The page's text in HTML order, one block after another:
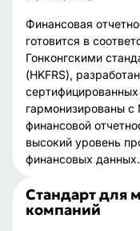
Финансовая
готовится в
Гонконгскими
(HKFRS),
гармонизированы
финансовой
высокий уровень
финансовых данных.
Стандарт для
компаний